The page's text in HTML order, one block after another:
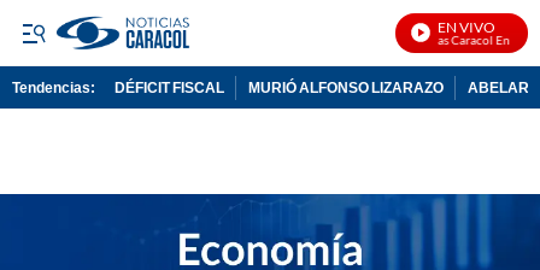
EN VIVO
Noticias Caracol En Vivo
Tendencias: DÉFICIT FISCAL MURIÓ ALFONSO LIZARAZO